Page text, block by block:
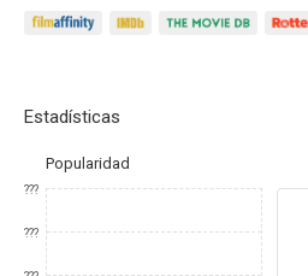
Estadísticas
Popularidad
???
???